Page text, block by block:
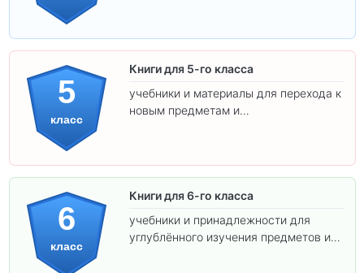
5
класс
Книги для 5-го класса
учебники и материалы для перехода к
новым предметам и
6
класс
Книги для 6-го класса
учебники и принадлежности для
углублённого изучения предметов и